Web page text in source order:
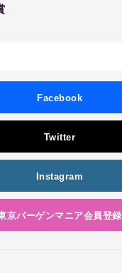
Facebook
Twitter
Instagram
京バーゲンマニア会員登録